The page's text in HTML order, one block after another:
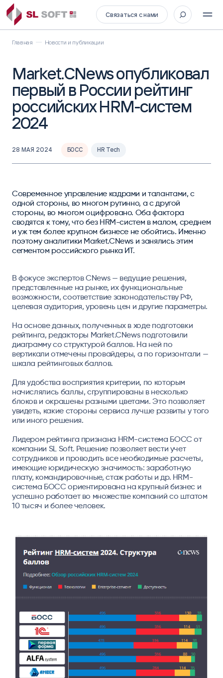
Связаться с нами
Главная Новости и публикации
Market.CNews опубликовал
первый в России рейтинг
российских HRM-систем
2024
28 МАЯ 2024 БОСС HR Tech
Современное управление кадрами и талантами, с
одной стороны, во многом рутинно, а с другой
стороны, во многом оцифровано. Оба фактора
сводятся к тому, что без HRM-систем в малом, среднем
и уж тем более крупном бизнесе не обойтись. Именно
поэтому аналитики Market.CNews и занялись этим
сегментом российского рынка ИТ.
В фокусе экспертов CNews — ведущие решения,
представленные на рынке, их функциональные
возможности, соответствие законодательству РФ,
целевая аудитория, уровень цен и другие параметры.
На основе данных, полученных в ходе подготовки
рейтинга, редакторы Market.CNews подготовили
диаграмму со структурой баллов. На ней по
вертикали отмечены провайдеры, а по горизонтали —
шкала рейтинговых баллов.
Для удобства восприятия критерии, по которым
начислялись баллы, сгруппированы в несколько
блоков и окрашены разными цветами. Это позволяет
увидеть, какие стороны сервиса лучше развиты у того
или иного решения.
Лидером рейтинга признана HRM-система БОСС от
компании SL Soft. Решение позволяет вести учет
сотрудников и проводить все необходимые расчеты,
имеющие юридическую значимость: заработную
плату, командировочные, стаж работы и др. HRM-
система БОСС ориентирована на крупный бизнес и
успешно работает во множестве компаний со штатом
10 тысяч и более человек.